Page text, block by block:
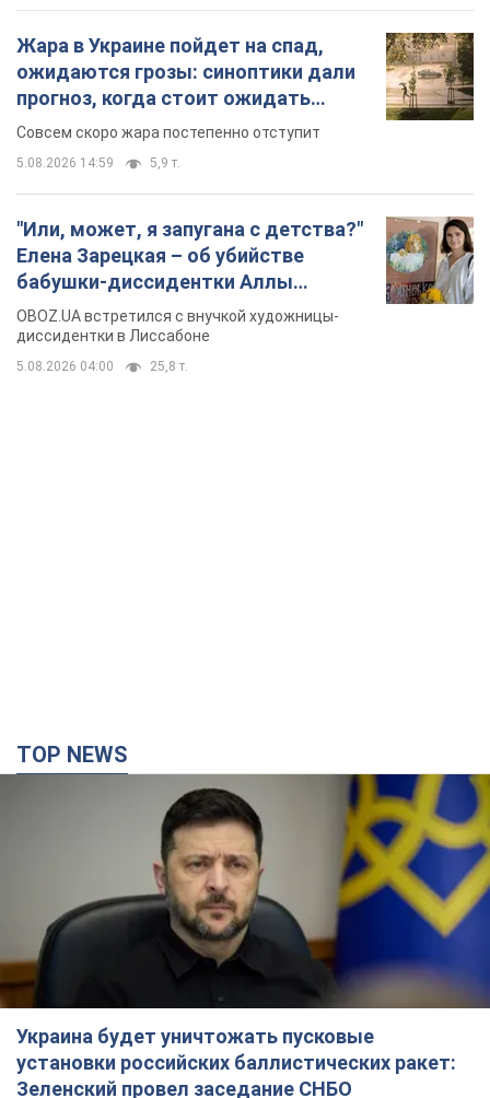
Жара в Украине пойдет на спад,
ожидаются грозы: синоптики дали
прогноз, когда стоит ожидать
изменения погоды
Совсем скоро жара постепенно отступит
5.08.2026 14:59 5,9 т.
"Или, может, я запугана с детства?"
Елена Зарецкая – об убийстве
бабушки-диссидентки Аллы
Горской, критике сына Стуса и
бегстве в Португалию с пятью
детьми
OBOZ.UA встретился с внучкой художницы-
диссидентки в Лиссабоне
5.08.2026 04:00 25,8 т.
TOP NEWS
Украина будет уничтожать пусковые
установки российских баллистических ракет:
Зеленский провел заседание СНБО